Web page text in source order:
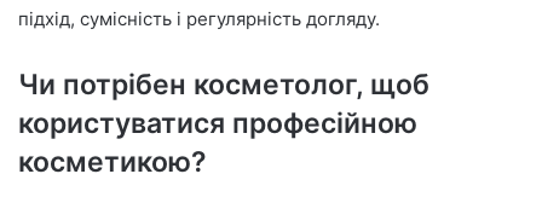
підхід, сумісність і регулярність догляду.
Чи потрібен косметолог, щоб
користуватися професійною
косметикою?